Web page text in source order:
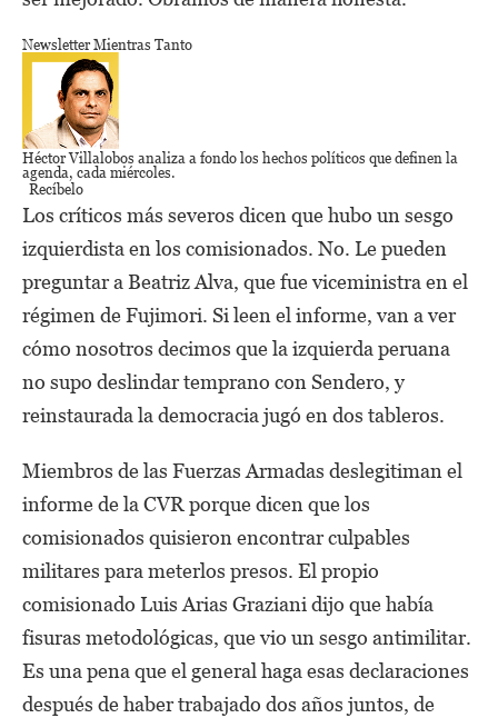
Newsletter Mientras Tanto
Héctor Villalobos analiza a fondo los hechos políticos que definen la
agenda, cada miércoles.
Recíbelo
Los críticos más severos dicen que hubo un sesgo
izquierdista en los comisionados. No. Le pueden
preguntar a Beatriz Alva, que fue viceministra en el
régimen de Fujimori. Si leen el informe, van a ver
cómo nosotros decimos que la izquierda peruana
no supo deslindar temprano con Sendero, y
reinstaurada la democracia jugó en dos tableros.
Miembros de las Fuerzas Armadas deslegitiman el
informe de la CVR porque dicen que los
comisionados quisieron encontrar culpables
militares para meterlos presos. El propio
comisionado Luis Arias Graziani dijo que había
fisuras metodológicas, que vio un sesgo antimilitar.
Es una pena que el general haga esas declaraciones
después de haber trabajado dos años juntos, de